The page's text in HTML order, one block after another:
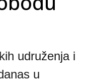
udruženja i
u